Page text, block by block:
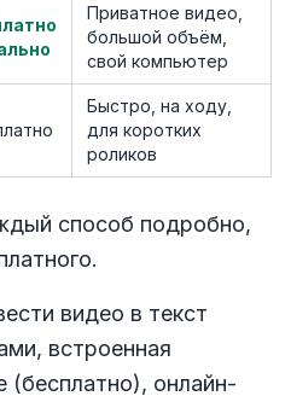
Приватное видео,
большой объём,
свой компьютер
Быстро, на ходу,
для коротких
роликов
способ подробно,
видео в текст
встроенная
(бесплатно), онлайн-